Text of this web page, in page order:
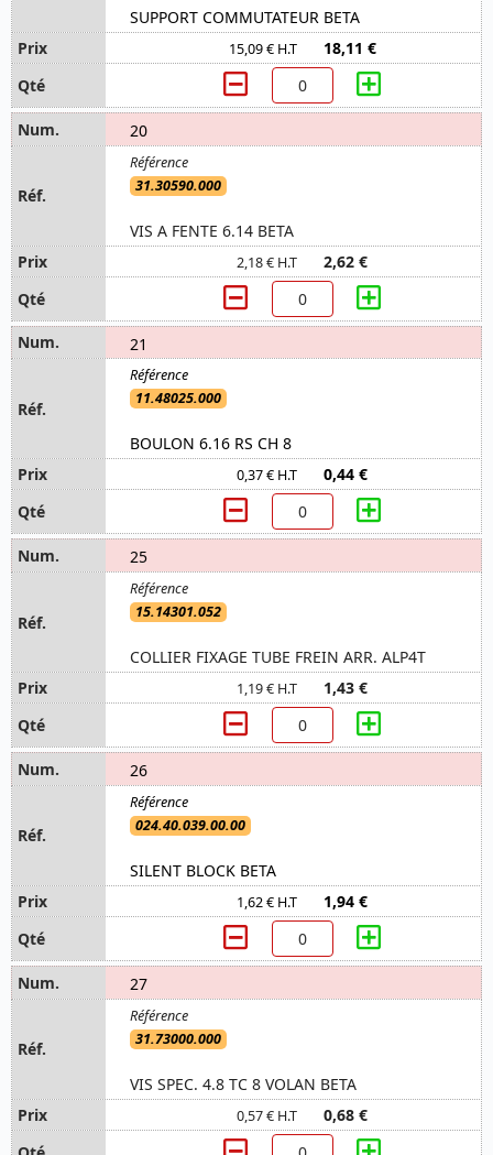
SUPPORT COMMUTATEUR BETA
15,09 € H.T 18,11 €
20
31.30590.000
VIS A FENTE 6.14 BETA
2,18 € H.T 2,62 €
21
11.48025.000
BOULON 6.16 RS CH 8
0,37 € H.T 0,44 €
25
15.14301.052
COLLIER FIXAGE TUBE FREIN ARR. ALP4T
1,19 € H.T 1,43 €
26
024.40.039.00.00
SILENT BLOCK BETA
1,62 € H.T 1,94 €
27
31.73000.000
VIS SPEC. 4.8 TC 8 VOLAN BETA
0,57 € H.T 0,68 €